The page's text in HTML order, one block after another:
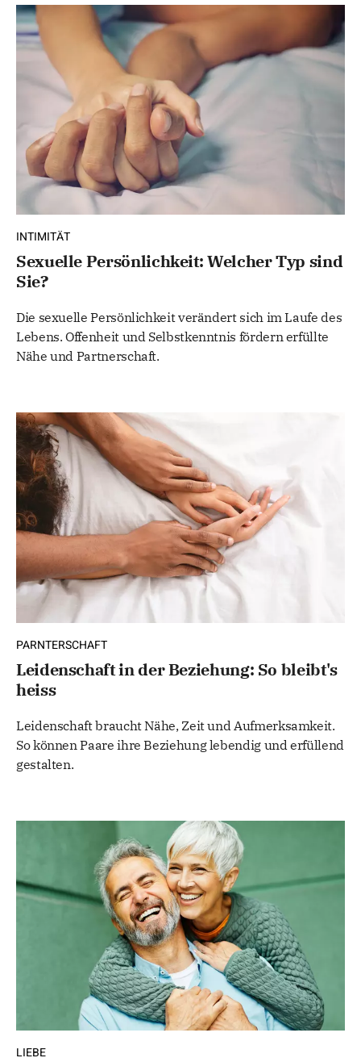
INTIMITÄT
Sexuelle Persönlichkeit: Welcher Typ sind
Sie?
Die sexuelle Persönlichkeit verändert sich im Laufe des
Lebens. Offenheit und Selbstkenntnis fördern erfüllte
Nähe und Partnerschaft.
PARNTERSCHAFT
Leidenschaft in der Beziehung: So bleibt's
heiss
Leidenschaft braucht Nähe, Zeit und Aufmerksamkeit.
So können Paare ihre Beziehung lebendig und erfüllend
gestalten.
LIEBE